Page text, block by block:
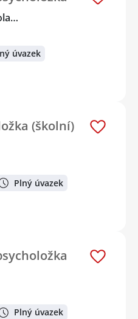
úvazek
(školní)
Plný úvazek
Plný úvazek